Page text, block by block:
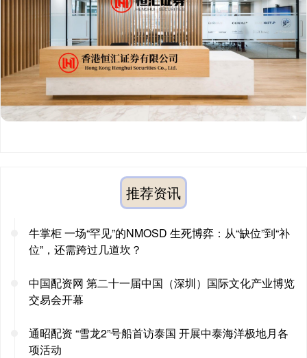
推荐资讯
牛掌柜 一场“罕见”的NMOSD 生死博弈：从“缺位”到“补
位”，还需跨过几道坎？
中国配资网 第二十一届中国（深圳）国际文化产业博览
交易会开幕
通昭配资 “雪龙2”号船首访泰国 开展中泰海洋极地月各
项活动